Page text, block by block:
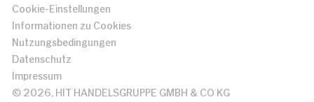
Cookie-Einstellungen
Informationen zu Cookies
Nutzungsbedingungen
Datenschutz
Impressum
© 2026, HIT HANDELSGRUPPE GMBH & CO KG